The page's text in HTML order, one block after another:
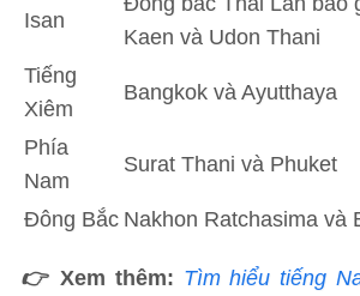
Isan
Kaen và Udon Thani
Tiếng
Xiêm
Bangkok và Ayutthaya
Phía
Nam
Surat Thani và Phuket
Đông Bắc Nakhon Ratchasima và
👉 Xem thêm: Tìm hiểu tiếng